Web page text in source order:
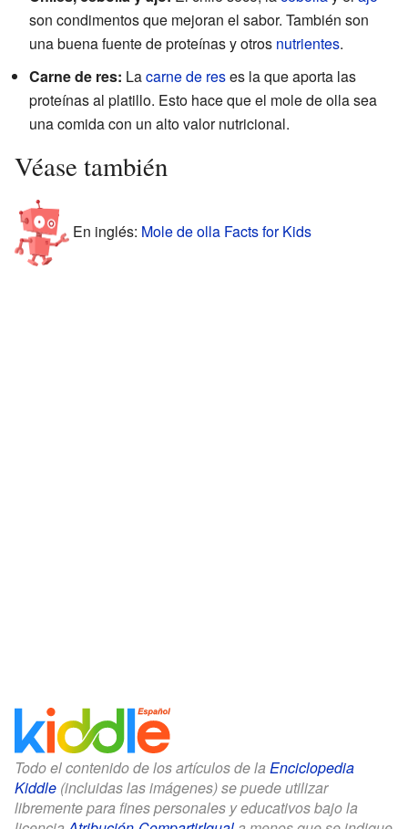
son condimentos que mejoran el sabor. También son
una buena fuente de proteínas y otros nutrientes.
Carne de res: Lacarne de reses la que aporta las
proteínas al platillo. Esto hace que el mole de olla sea
una comida con un alto valor nutricional.
Véase también
En inglés: Mole de olla Facts for Kids
Todo el contenido de los artículos de la Enciclopedia
Kiddle (incluidas las imágenes) se puede utilizar
libremente para fines personales y educativos bajo la